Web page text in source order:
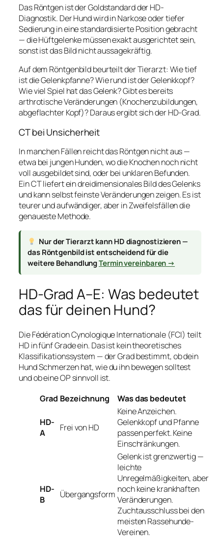
Das Röntgen ist der Goldstandard der HD-
Diagnostik. Der Hund wird in Narkose oder tiefer
Sedierung in eine standardisierte Position gebracht
— die Hüftgelenke müssen exakt ausgerichtet sein,
sonst ist das Bild nicht aussagekräftig.
Auf dem Röntgenbild beurteilt der Tierarzt: Wie tief
ist die Gelenkpfanne? Wie rund ist der Gelenkkopf?
Wie viel Spiel hat das Gelenk? Gibt es bereits
arthrotische Veränderungen (Knochenzubildungen,
abgeflachter Kopf)? Daraus ergibt sich der HD-Grad.
CT bei Unsicherheit
In manchen Fällen reicht das Röntgen nicht aus —
etwa bei jungen Hunden, wo die Knochen noch nicht
voll ausgebildet sind, oder bei unklaren Befunden.
Ein CT liefert ein dreidimensionales Bild des Gelenks
und kann selbst feinste Veränderungen zeigen. Es ist
teurer und aufwändiger, aber in Zweifelsfällen die
genaueste Methode.
Nur der Tierarzt kann HD diagnostizieren —
das Röntgenbild ist entscheidend für die
weitere BehandlungTermin vereinbaren →
HD-Grad A–E: Was bedeutet
das für deinen Hund?
Die Fédération Cynologique Internationale (FCI) teilt
HD in fünf Grade ein. Das ist kein theoretisches
Klassifikationssystem — der Grad bestimmt, ob dein
Hund Schmerzen hat, wie du ihn bewegen solltest
und ob eine OP sinnvoll ist.
Grad Bezeichnung Was das bedeutet
HD-
A
Frei von HD
Keine Anzeichen.
Gelenkkopf und Pfanne
passen perfekt. Keine
Einschränkungen.
HD-
B
Übergangsform
Gelenk ist grenzwertig —
leichte
Unregelmäßigkeiten, aber
noch keine krankhaften
Veränderungen.
Zuchtausschluss bei den
meisten Rassehunde-
Vereinen.